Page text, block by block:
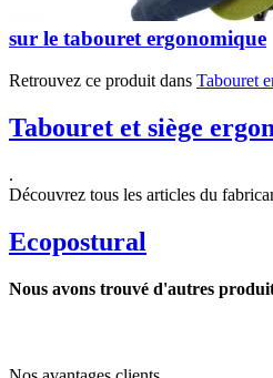
sur le tabouret ergonomique
Retrouvez ce produit dans Tabouret
Tabouret et siège
.
Découvrez tous les articles du
Ecopostural
Nous avons trouvé d'autres